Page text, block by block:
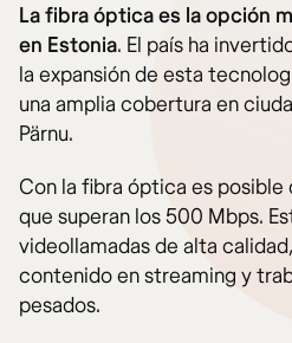
La fibra óptica es la opción
en Estonia. El país ha
la expansión de esta
una amplia cobertura en
Pärnu.
Con la fibra óptica es
que superan los 500 Mbps.
videollamadas de alta
contenido en streaming y
pesados.